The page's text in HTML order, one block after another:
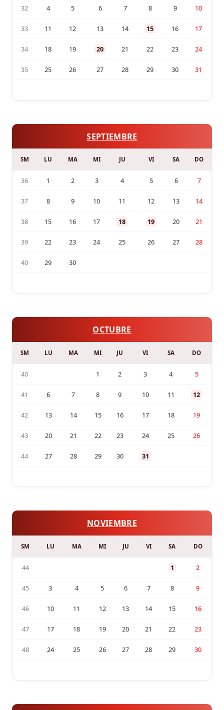
32 4 5 6 7 8 9 10
33 11 12 13 14 15 16 17
34 18 19 20 21 22 23 24
35 25 26 27 28 29 30 31
SEPTIEMBRE
SM LU MA MI JU VI SA DO
36 1 2 3 4 5 6 7
37 8 9 10 11 12 13 14
38 15 16 17 18 19 20 21
39 22 23 24 25 26 27 28
40 29 30
OCTUBRE
SM LU MA MI JU VI SA DO
40 1 2 3 4 5
41 6 7 8 9 10 11 12
42 13 14 15 16 17 18 19
43 20 21 22 23 24 25 26
44 27 28 29 30 31
NOVIEMBRE
SM LU MA MI JU VI SA DO
44 1 2
45 3 4 5 6 7 8 9
46 10 11 12 13 14 15 16
47 17 18 19 20 21 22 23
48 24 25 26 27 28 29 30